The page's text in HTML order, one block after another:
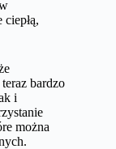
bardzo
i
można